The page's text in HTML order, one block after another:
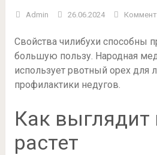
Admin 26.06.2024
Свойства чилибухи способны
большую пользу. Народная
использует рвотный орех для
профилактики недугов.
Как выглядит
растет